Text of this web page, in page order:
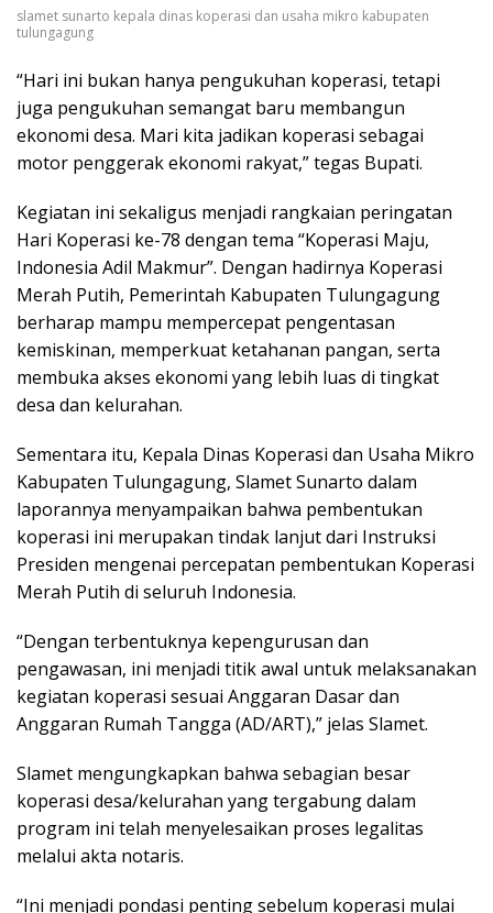
slamet sunarto kepala dinas koperasi dan usaha mikro kabupaten
tulungagung
“Hari ini bukan hanya pengukuhan koperasi, tetapi
juga pengukuhan semangat baru membangun
ekonomi desa. Mari kita jadikan koperasi sebagai
motor penggerak ekonomi rakyat,” tegas Bupati.
Kegiatan ini sekaligus menjadi rangkaian peringatan
Hari Koperasi ke-78 dengan tema “Koperasi Maju,
Indonesia Adil Makmur”. Dengan hadirnya Koperasi
Merah Putih, Pemerintah Kabupaten Tulungagung
berharap mampu mempercepat pengentasan
kemiskinan, memperkuat ketahanan pangan, serta
membuka akses ekonomi yang lebih luas di tingkat
desa dan kelurahan.
Sementara itu, Kepala Dinas Koperasi dan Usaha Mikro
Kabupaten Tulungagung, Slamet Sunarto dalam
laporannya menyampaikan bahwa pembentukan
koperasi ini merupakan tindak lanjut dari Instruksi
Presiden mengenai percepatan pembentukan Koperasi
Merah Putih di seluruh Indonesia.
“Dengan terbentuknya kepengurusan dan
pengawasan, ini menjadi titik awal untuk melaksanakan
kegiatan koperasi sesuai Anggaran Dasar dan
Anggaran Rumah Tangga (AD/ART),” jelas Slamet.
Slamet mengungkapkan bahwa sebagian besar
koperasi desa/kelurahan yang tergabung dalam
program ini telah menyelesaikan proses legalitas
melalui akta notaris.
“Ini menjadi pondasi penting sebelum koperasi mulai